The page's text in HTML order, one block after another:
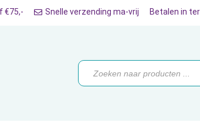
Koopjes Onze merken
€75,- Snelle verzending ma-vrij Betalen in
Producten
zoeken